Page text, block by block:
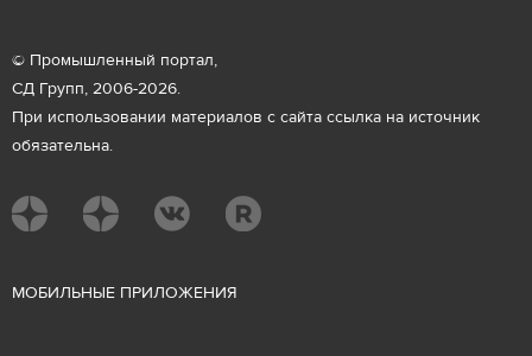
© Промышленный портал,
СД Групп, 2006-2026.
При использовании материалов с сайта ссылка на источник
обязательна.
МОБИЛЬНЫЕ ПРИЛОЖЕНИЯ